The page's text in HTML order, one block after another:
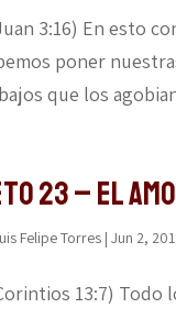
3:16) En esto
poner
que los
23 – El
Felipe Torres |Jun 2,
13:7)